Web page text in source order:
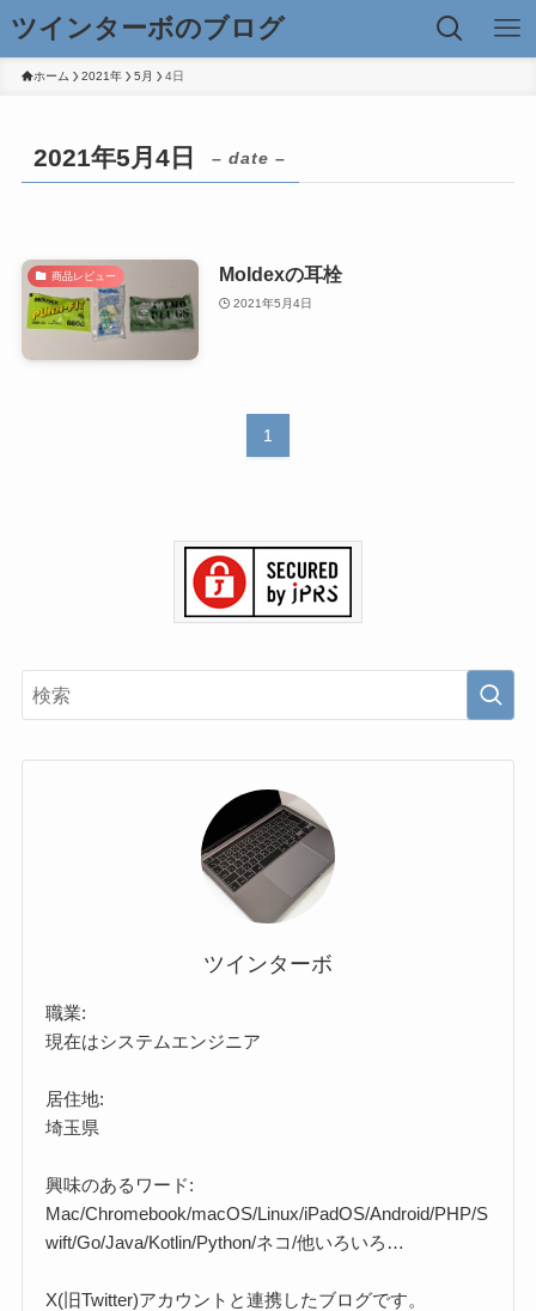
ツインターボのブログ
ホーム 2021年 5月 4日
2021年5月4日 – date –
商品レビュー Moldexの耳栓
2021年5月4日
1
ツインターボ
職業:
現在はシステムエンジニア
居住地:
埼玉県
興味のあるワード:
Mac/Chromebook/macOS/Linux/iPadOS/Android/PHP/S
wift/Go/Java/Kotlin/Python/ネコ/他いろいろ…
X(旧Twitter)アカウントと連携したブログです。